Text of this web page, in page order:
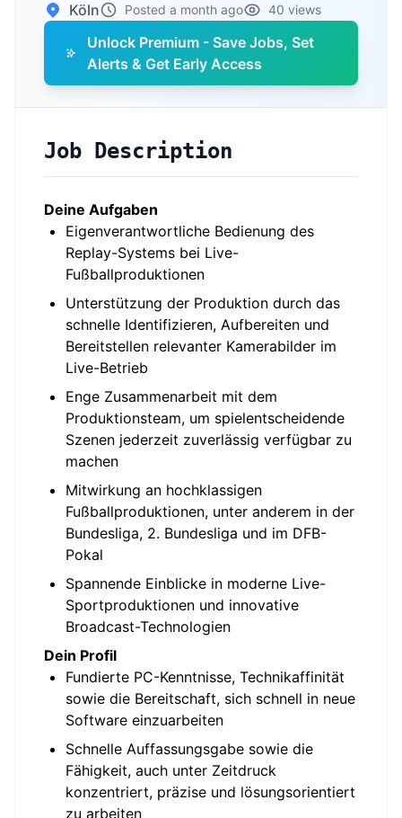
Köln Posted a month ago 40 views
Unlock Premium - Save Jobs, Set
Alerts & Get Early Access
Job Description
Deine Aufgaben
Eigenverantwortliche Bedienung des
Replay-Systems bei Live-
Fußballproduktionen
Unterstützung der Produktion durch das
schnelle Identifizieren, Aufbereiten und
Bereitstellen relevanter Kamerabilder im
Live-Betrieb
Enge Zusammenarbeit mit dem
Produktionsteam, um spielentscheidende
Szenen jederzeit zuverlässig verfügbar zu
machen
Mitwirkung an hochklassigen
Fußballproduktionen, unter anderem in der
Bundesliga, 2. Bundesliga und im DFB-
Pokal
Spannende Einblicke in moderne Live-
Sportproduktionen und innovative
Broadcast-Technologien
Dein Profil
Fundierte PC-Kenntnisse, Technikaffinität
sowie die Bereitschaft, sich schnell in neue
Software einzuarbeiten
Schnelle Auffassungsgabe sowie die
Fähigkeit, auch unter Zeitdruck
konzentriert, präzise und lösungsorientiert
zu arbeiten